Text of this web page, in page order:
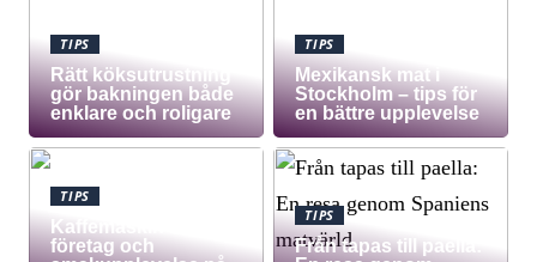
TIPS
Rätt köksutrustning
gör bakningen både
enklare och roligare
TIPS
Mexikansk mat i
Stockholm – tips för
en bättre upplevelse
TIPS
Kaffemaskin för
företag och
TIPS
Från tapas till paella: